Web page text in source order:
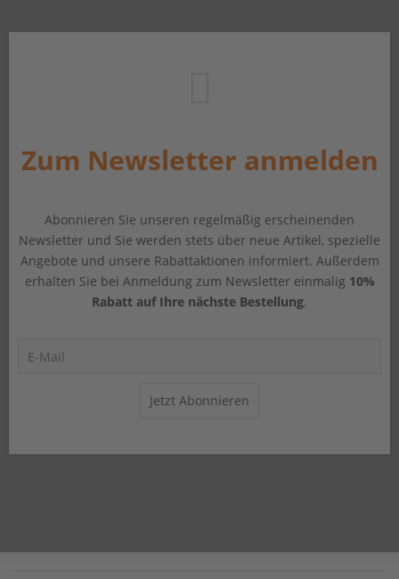
Zum Newsletter anmelden
Abonnieren Sie unseren regelmäßig erscheinenden
Newsletter und Sie werden stets über neue Artikel, spezielle
Angebote und unsere Rabattaktionen informiert. Außerdem
erhalten Sie bei Anmeldung zum Newsletter einmalig 10%
Rabatt auf Ihre nächste Bestellung.
Jetzt Abonnieren